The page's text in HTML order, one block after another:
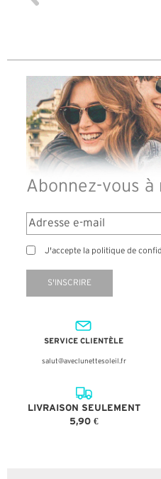
Abonnez-vous
J'accepte la politique de
S'INSCRIRE
SERVICE CLIENTÈLE
salut@aveclunettesoleil.fr
LIVRAISON SEULEMENT
5,90 €